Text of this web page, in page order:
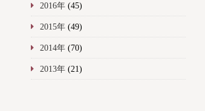
2016年(45)
2015年(49)
2014年(70)
2013年(21)